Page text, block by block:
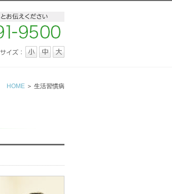
HOME ＞ 生活習慣病